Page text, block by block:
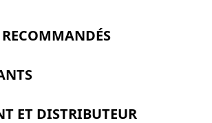
ET DISTRIBUTEUR